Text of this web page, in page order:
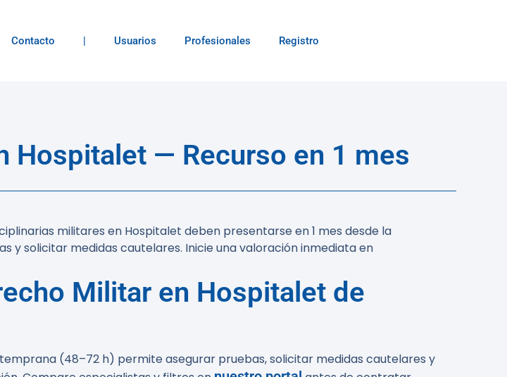
Contacto | Usuarios Profesionales Registro
Hospitalet — Recurso en 1 mes
militares en Hospitalet deben presentarse en 1 mes desde la
y solicitar medidas cautelares. Inicie una valoración inmediata en
Militar en Hospitalet de
(48–72 h) permite asegurar pruebas, solicitar medidas cautelares y